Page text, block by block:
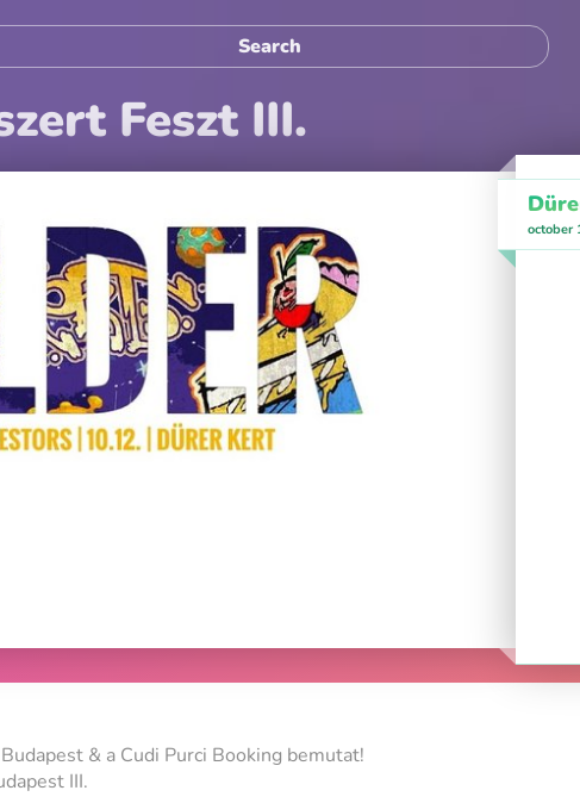
Feszt III.
october
& a Cudi Purci Booking bemutat!
III.